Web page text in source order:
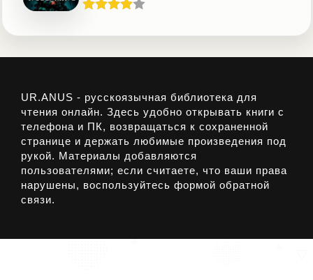
UR.ANUS - русскоязычная библиотека для
чтения онлайн. Здесь удобно открывать книги с
телефона и ПК, возвращаться к сохраненной
странице и держать любимые произведения под
рукой. Материалы добавляются
пользователями; если считаете, что ваши права
нарушены, воспользуйтесь формой обратной
связи.